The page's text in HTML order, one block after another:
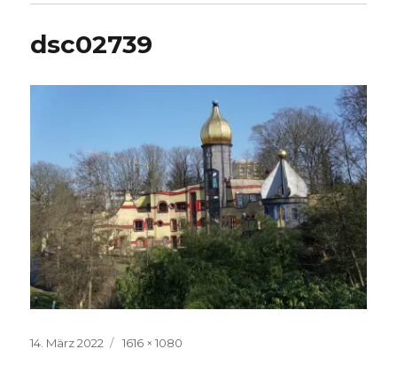
dsc02739
Veröffentlicht
14. März 2022
Volle
1616 × 1080